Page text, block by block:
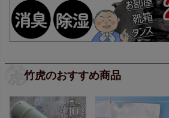
竹虎のおすすめ商品